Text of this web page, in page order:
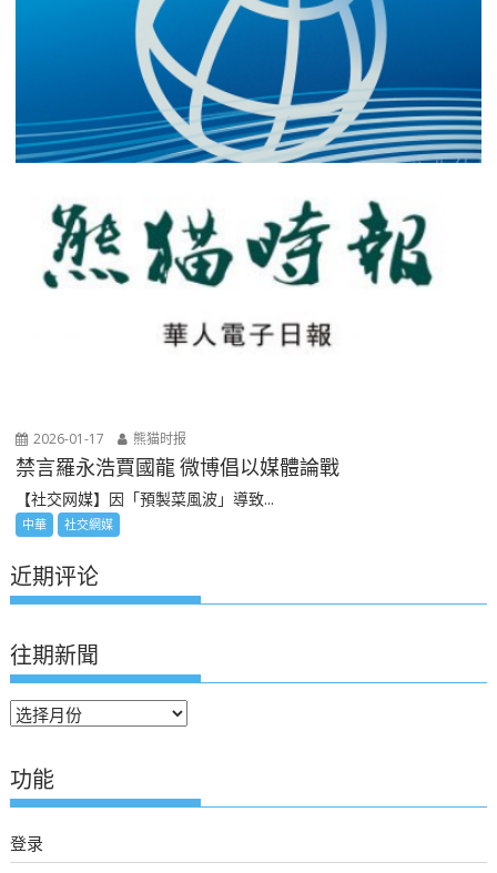
2026-01-17 熊猫时报
禁言羅永浩賈國龍 微博倡以媒體論戰
【社交网媒】因「預製菜風波」導致...
中華 社交網媒
近期评论
往期新聞
往
新
聞
功能
登录